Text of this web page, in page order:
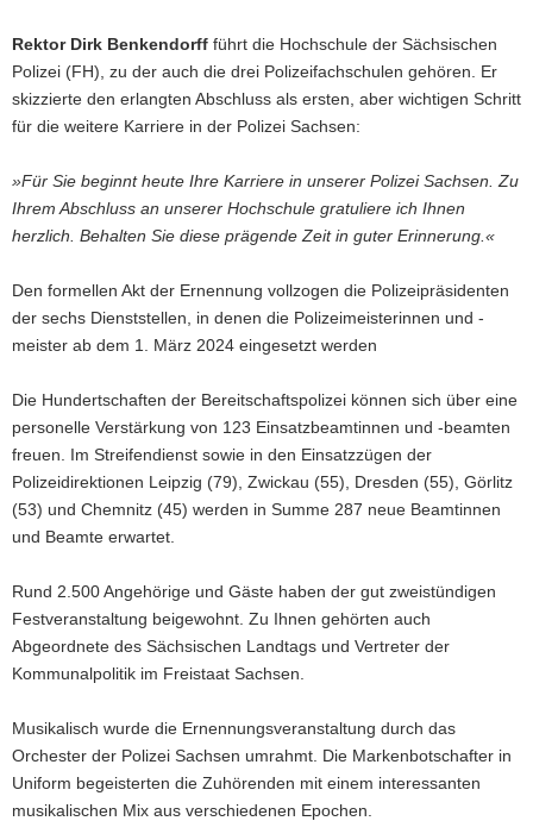
Rektor Dirk Benkendorff führt die Hochschule der Sächsischen
Polizei (FH), zu der auch die drei Polizeifachschulen gehören. Er
skizzierte den erlangten Abschluss als ersten, aber wichtigen Schritt
für die weitere Karriere in der Polizei Sachsen:
»Für Sie beginnt heute Ihre Karriere in unserer Polizei Sachsen. Zu
Ihrem Abschluss an unserer Hochschule gratuliere ich Ihnen
herzlich. Behalten Sie diese prägende Zeit in guter Erinnerung.«
Den formellen Akt der Ernennung vollzogen die Polizeipräsidenten
der sechs Dienststellen, in denen die Polizeimeisterinnen und -
meister ab dem 1. März 2024 eingesetzt werden
Die Hundertschaften der Bereitschaftspolizei können sich über eine
personelle Verstärkung von 123 Einsatzbeamtinnen und -beamten
freuen. Im Streifendienst sowie in den Einsatzzügen der
Polizeidirektionen Leipzig (79), Zwickau (55), Dresden (55), Görlitz
(53) und Chemnitz (45) werden in Summe 287 neue Beamtinnen
und Beamte erwartet.
Rund 2.500 Angehörige und Gäste haben der gut zweistündigen
Festveranstaltung beigewohnt. Zu Ihnen gehörten auch
Abgeordnete des Sächsischen Landtags und Vertreter der
Kommunalpolitik im Freistaat Sachsen.
Musikalisch wurde die Ernennungsveranstaltung durch das
Orchester der Polizei Sachsen umrahmt. Die Markenbotschafter in
Uniform begeisterten die Zuhörenden mit einem interessanten
musikalischen Mix aus verschiedenen Epochen.